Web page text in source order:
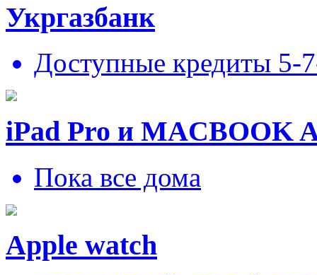
Укргазбанк
Доступные кредиты 5-
iPad Pro и MACBOOK
Пока все дома
Apple watch